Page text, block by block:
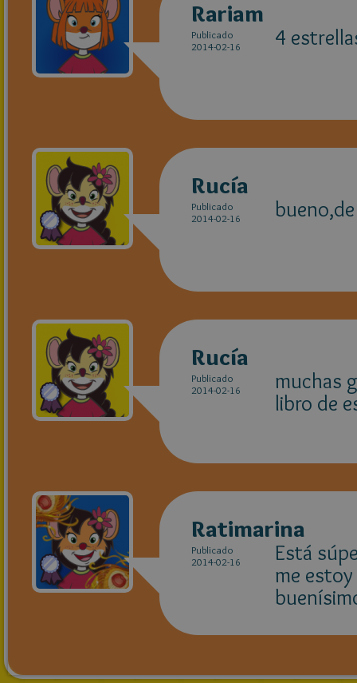
Rariam
Publicado
2014-02-16
4
Rucía
Publicado
2014-02-16
Rucía
Publicado
2014-02-16
muchas
libro de
Ratimarina
Publicado
2014-02-16
Está
me